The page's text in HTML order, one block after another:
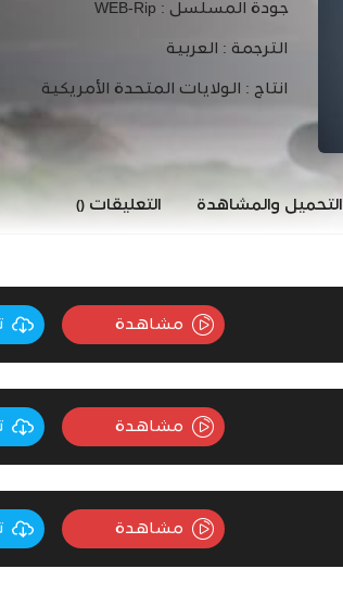
جودة المسلسل : WEB-Rip
الترجمة : العربية
انتاج : الولايات المتحدة الأمريكية
التحميل والمشاهدة التعليقات ()
مشاهدة
مشاهدة
مشاهدة